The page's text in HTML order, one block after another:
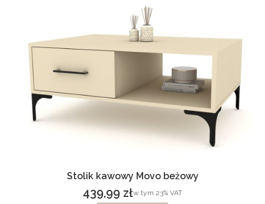
Stolik kawowy Movo beżowy
Cena brutto
439,99 złw tym %s VAT
w tym 23% VAT